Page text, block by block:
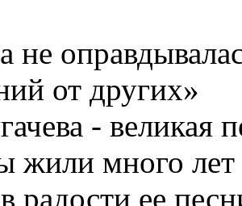
не
от других»
- великая
жили много лет
радости ее